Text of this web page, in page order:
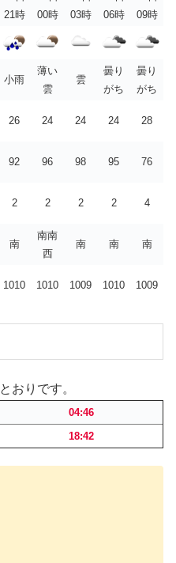
21時
00時
03時
06時
09時
小雨
薄い
雲
雲
曇り
がち
曇り
がち
26 24 24 24 28
92 96 98 95 76
2 2 2 2 4
南
南南
西
南 南 南
1010 1010 1009 1010 1009
おりです。
04:46
18:42